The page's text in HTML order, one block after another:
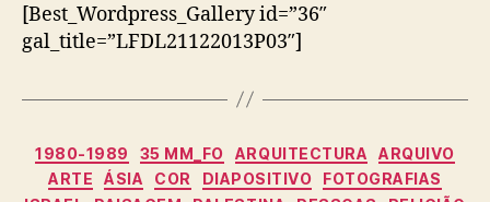
[Best_Wordpress_Gallery id=”36″
gal_title=”LFDL21122013P03″]
Categorias
1980-1989 35 MM_FO ARQUITECTURA
ARQUIVO
ARTE
ÁSIA COR DIAPOSITIVO
FOTOGRAFIAS